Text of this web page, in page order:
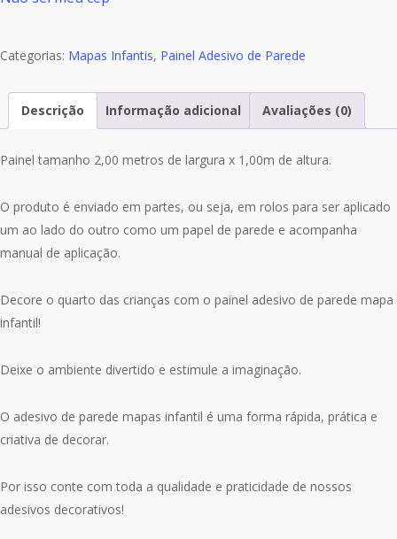
Categorias: Mapas Infantis, Painel Adesivo de Parede
Descrição Informação adicional Avaliações (0)
Painel tamanho 2,00 metros de largura x 1,00m de altura.
O produto é enviado em partes, ou seja, em rolos para ser aplicado
um ao lado do outro como um papel de parede e acompanha
manual de aplicação.
Decore o quarto das crianças com o painel adesivo de parede mapa
infantil!
Deixe o ambiente divertido e estimule a imaginação.
O adesivo de parede mapas infantil é uma forma rápida, prática e
criativa de decorar.
Por isso conte com toda a qualidade e praticidade de nossos
adesivos decorativos!